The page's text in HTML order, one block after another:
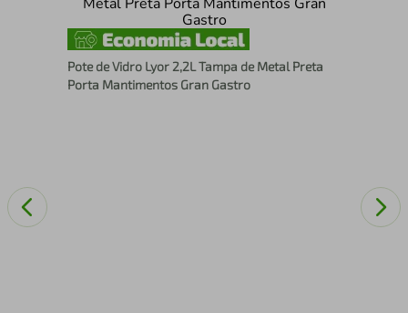
Pote de Vidro Lyor 2,2L Tampa de Metal Preta
Porta Mantimentos Gran Gastro